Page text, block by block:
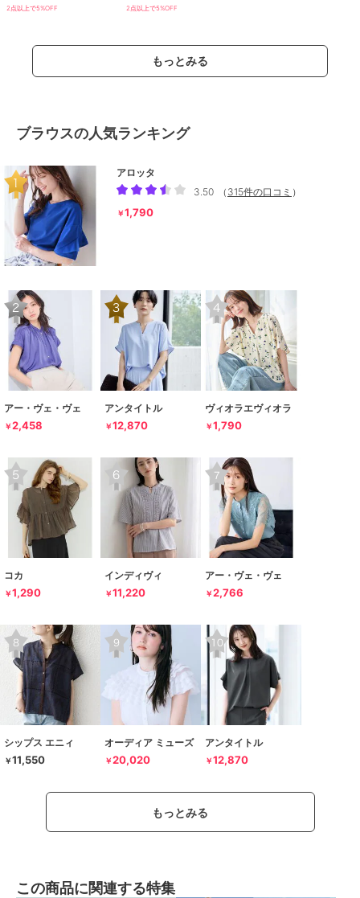
2点以上で5%OFF 2点以上で5%OFF
もっとみる
ブラウスの人気ランキング
アロッタ
3.50
（ 315件の口コミ ）
￥1,790
アー・ヴェ・ヴェ
￥2,458
アンタイトル
￥12,870
ヴィオラエヴィオラ
￥1,790
コカ
￥1,290
インディヴィ
￥11,220
アー・ヴェ・ヴェ
￥2,766
シップス エニィ
￥11,550
オーディア ミューズ
￥20,020
アンタイトル
￥12,870
もっとみる
この商品に関連する特集